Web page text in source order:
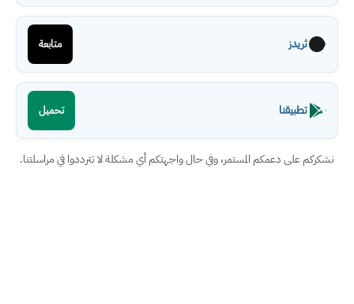
ثريدز متابعة
تطبيقنا تحميل
نشكركم على دعمكم المستمر، وفي حال واجهتكم أي مشكلة لا تترددوا في مراسلتنا.